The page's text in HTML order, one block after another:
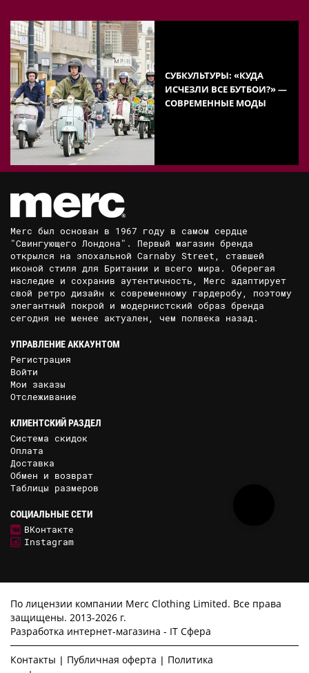
СУБКУЛЬТУРЫ: «КУДА
ИСЧЕЗЛИ ВСЕ БУТБОИ?» —
СОВРЕМЕННЫЕ МОДЫ
Merc был основан в 1967 году в самом сердце
"Свингующего Лондона". Первый магазин бренда
открылся на эпохальной Carnaby Street, ставшей
иконой стиля для Британии и всего мира. Оберегая
наследие и сохранив аутентичность, Merc адаптирует
свой ретро дизайн к современному гардеробу, поэтому
элегантный покрой и модернистский образ бренда
сегодня не менее актуален, чем полвека назад.
УПРАВЛЕНИЕ АККАУНТОМ
Регистрация
Войти
Мои заказы
Отслеживание
КЛИЕНТСКИЙ РАЗДЕЛ
Система скидок
Оплата
Доставка
Обмен и возврат
Таблицы размеров
СОЦИАЛЬНЫЕ СЕТИ
ВКонтакте
Instagram
По лицензии компании Merc Clothing Limited. Все права
защищены. 2013-2026 г.
Разработка интернет-магазина - IT Сфера
Контакты Публичная оферта
Политика